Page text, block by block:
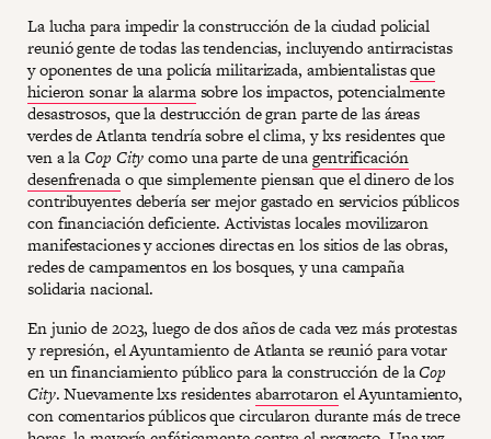
La lucha para impedir la construcción de la ciudad policial
reunió gente de todas las tendencias, incluyendo antirracistas
y oponentes de una policía militarizada, ambientalistasque
hicieron sonar la alarmasobre los impactos, potencialmente
desastrosos, que la destrucción de gran parte de las áreas
verdes de Atlanta tendría sobre el clima, y lxs residentes que
ven a laCop Citycomo una parte de unagentrificación
desenfrenadao que simplemente piensan que el dinero de los
contribuyentes debería ser mejor gastado en servicios públicos
con financiación deficiente. Activistas locales movilizaron
manifestaciones y acciones directas en los sitios de las obras,
redes de campamentos en los bosques, y una campaña
solidaria nacional.
En junio de 2023, luego de dos años de cada vez más protestas
y represión, el Ayuntamiento de Atlanta se reunió para votar
en un financiamiento público para la construcción de laCop
City. Nuevamente lxs residentesabarrotaronel Ayuntamiento,
con comentarios públicos que circularon durante más de trece